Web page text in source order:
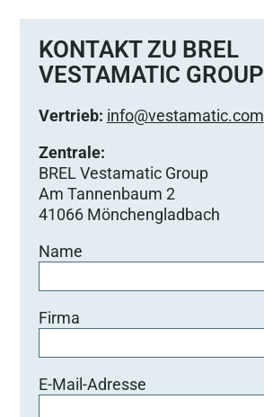
KONTAKT ZU BREL
VESTAMATIC GROUP
Vertrieb: info@vestamatic.com
Zentrale:
BREL Vestamatic Group
Am Tannenbaum 2
41066 Mönchengladbach
Name
Firma
E-Mail-Adresse